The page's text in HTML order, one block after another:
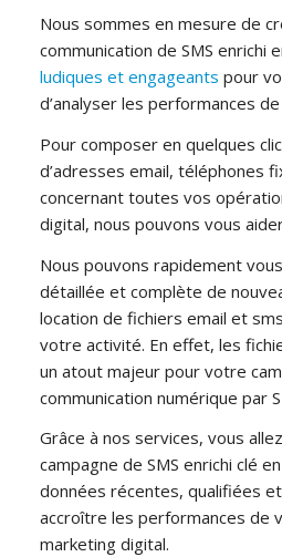
Nous sommes en mesure de
communication de SMS enrichi
ludiques et engageants pour
d’analyser les performances
Pour composer en quelques
d’adresses email, téléphones
concernant toutes vos
digital, nous pouvons vous
Nous pouvons rapidement
détaillée et complète de
location de fichiers email et
votre activité. En effet, les
un atout majeur pour votre
communication numérique par
Grâce à nos services, vous
campagne de SMS enrichi clé
données récentes, qualifiées
accroître les performances de
marketing digital.